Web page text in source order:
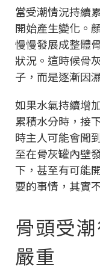
當受潮情況持續
開始產生變化。
慢慢發展成整體
狀況。這時候骨
子，而是逐漸因
如果水氣持續增
累積水分時，接
時主人可能會聞
至在骨灰罐內壁
下，甚至有可能
要的事情，其實
骨頭受
嚴重